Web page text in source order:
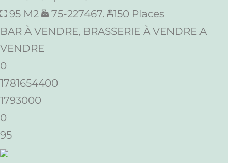
95 M2
75-227467.
150 Places
BAR À VENDRE, BRASSERIE À VENDRE A
VENDRE
0
1781654400
1793000
0
95